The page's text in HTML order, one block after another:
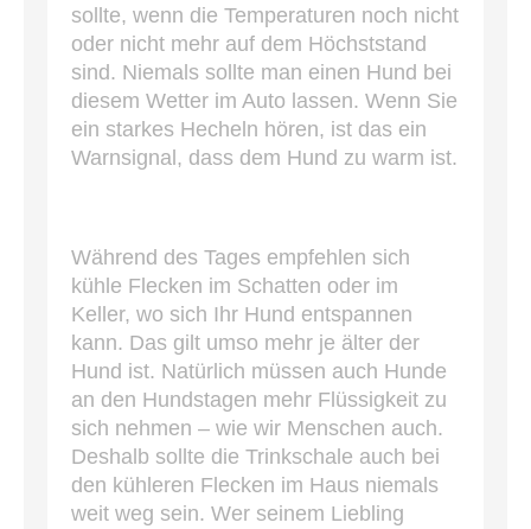
sollte, wenn die Temperaturen noch nicht
oder nicht mehr auf dem Höchststand
sind. Niemals sollte man einen Hund bei
diesem Wetter im Auto lassen. Wenn Sie
ein starkes Hecheln hören, ist das ein
Warnsignal, dass dem Hund zu warm ist.
Während des Tages empfehlen sich
kühle Flecken im Schatten oder im
Keller, wo sich Ihr Hund entspannen
kann. Das gilt umso mehr je älter der
Hund ist. Natürlich müssen auch Hunde
an den Hundstagen mehr Flüssigkeit zu
sich nehmen – wie wir Menschen auch.
Deshalb sollte die Trinkschale auch bei
den kühleren Flecken im Haus niemals
weit weg sein. Wer seinem Liebling